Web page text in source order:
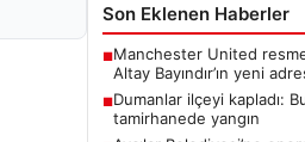
Son Eklenen Haberler
■Manchester United
Altay Bayındır’ın yeni
■Dumanlar ilçeyi kapladı:
tamirhanede yangın